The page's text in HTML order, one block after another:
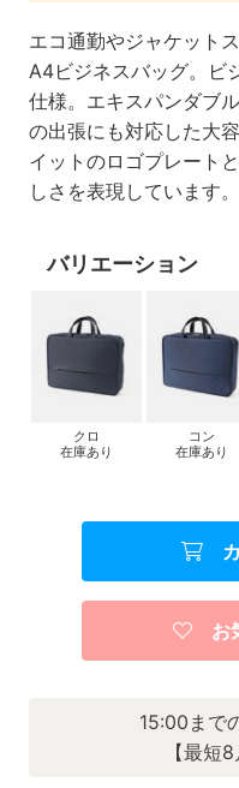
エコ通勤やジャケット
A4ビジネスバッグ。ビ
仕様。エキスパンダブ
の出張にも対応した大
イットのロゴプレート
しさを表現しています。
バリエーション
クロ
在庫あり
コン
在庫あり
お
15:00まで
【最短